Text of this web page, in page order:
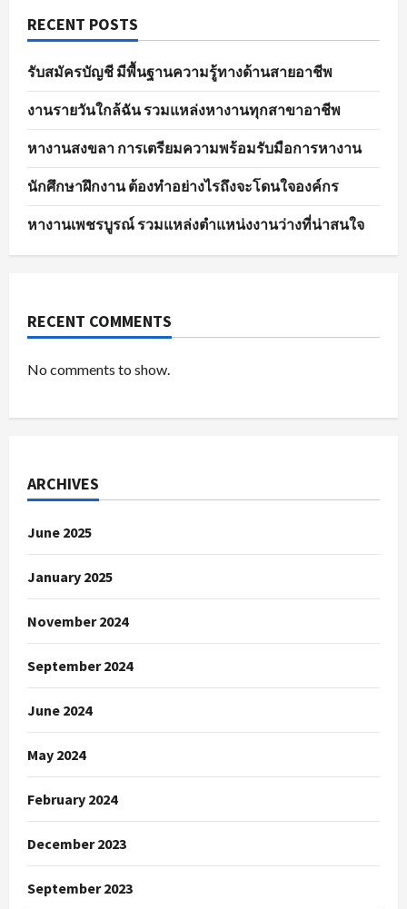
RECENT POSTS
รับสมัครบัญชี มีพื้นฐานความรู้ทางด้านสายอาชีพ
งานรายวันใกล้ฉัน รวมแหล่งหางานทุกสาขาอาชีพ
หางานสงขลา การเตรียมความพร้อมรับมือการหางาน
นักศึกษาฝึกงาน ต้องทำอย่างไรถึงจะโดนใจองค์กร
หางานเพชรบูรณ์ รวมแหล่งตำแหน่งงานว่างที่น่าสนใจ
RECENT COMMENTS
No comments to show.
ARCHIVES
June 2025
January 2025
November 2024
September 2024
June 2024
May 2024
February 2024
December 2023
September 2023